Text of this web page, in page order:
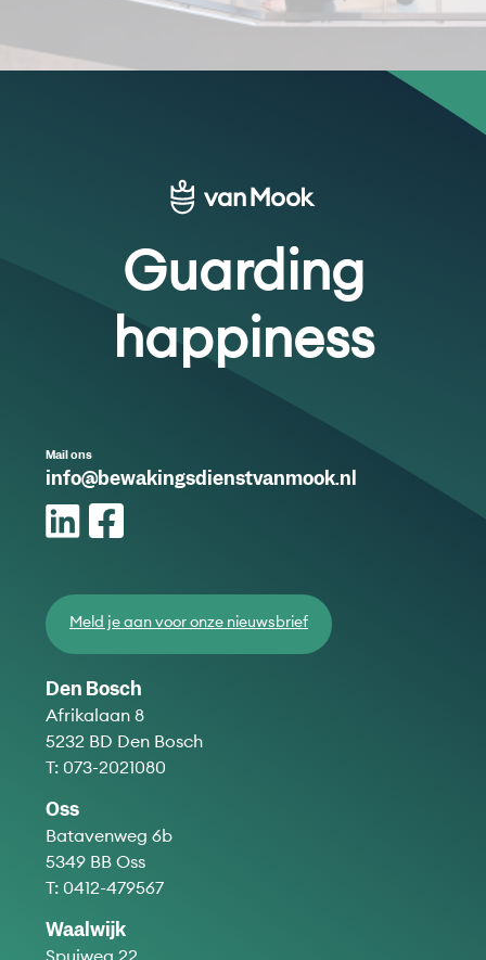
Guarding
happiness
Mail ons
info@bewakingsdienstvanmook.nl
Meld je aan voor onze nieuwsbrief
Den Bosch
Afrikalaan 8
5232 BD Den Bosch
T: 073-2021080
Oss
Batavenweg 6b
5349 BB Oss
T: 0412-479567
Waalwijk
Spuiweg 22